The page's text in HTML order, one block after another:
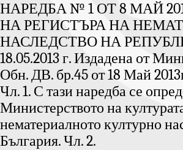
НАРЕДБА № 1 ОТ 8 МАЙ
НА РЕГИСТЪРА НА
НАСЛЕДСТВО НА
18.05.2013 г. Издадена от
Обн. ДВ. бр.45 от 18 Май
Чл. 1. С тази наредба се
Министерството на
нематериалното културно
България. Чл. 2.